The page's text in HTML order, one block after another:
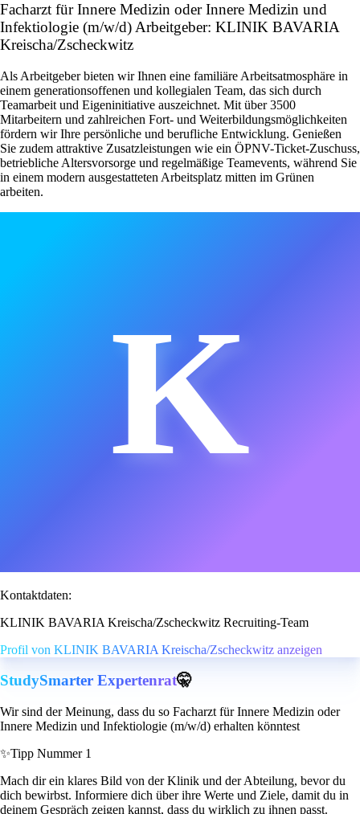
Facharzt für Innere Medizin oder Innere Medizin und
Infektiologie (m/w/d) Arbeitgeber: KLINIK BAVARIA
Kreischa/Zscheckwitz
Als Arbeitgeber bieten wir Ihnen eine familiäre Arbeitsatmosphäre in
einem generationsoffenen und kollegialen Team, das sich durch
Teamarbeit und Eigeninitiative auszeichnet. Mit über 3500
Mitarbeitern und zahlreichen Fort- und Weiterbildungsmöglichkeiten
fördern wir Ihre persönliche und berufliche Entwicklung. Genießen
Sie zudem attraktive Zusatzleistungen wie ein ÖPNV-Ticket-Zuschuss,
betriebliche Altersvorsorge und regelmäßige Teamevents, während Sie
in einem modern ausgestatteten Arbeitsplatz mitten im Grünen
arbeiten.
K
Kontaktdaten:
KLINIK BAVARIA Kreischa/Zscheckwitz Recruiting-Team
Profil von KLINIK BAVARIA Kreischa/Zscheckwitz anzeigen
StudySmarter Expertenrat🤫
Wir sind der Meinung, dass du so Facharzt für Innere Medizin oder
Innere Medizin und Infektiologie (m/w/d) erhalten könntest
✨Tipp Nummer 1
Mach dir ein klares Bild von der Klinik und der Abteilung, bevor du
dich bewirbst. Informiere dich über ihre Werte und Ziele, damit du in
deinem Gespräch zeigen kannst, dass du wirklich zu ihnen passt.